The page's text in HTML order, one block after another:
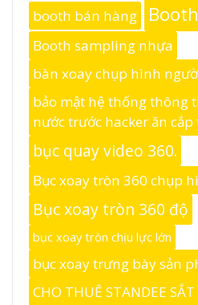
booth bán hàng
Booth sampling nhựa
bàn xoay chụp hình
bảo mật hệ thống thông
nước trước hacker ăn
bục quay video 360.
Bục xoay tròn 360 chụp
Bục xoay tròn 360 độ
bục xoay tròn chịu lực lớn
bục xoay trưng bày sản
CHO THUÊ STANDEE